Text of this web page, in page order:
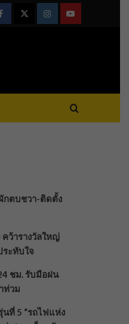
FacebookTwitterInstagramYoutube
กตบชวา-ติดตั้ง
คว้ารางวัลใหญ่
ะทับใจ
ชม. รับมือฝน
ท่วม
นที่ 5 “รถไฟแห่ง